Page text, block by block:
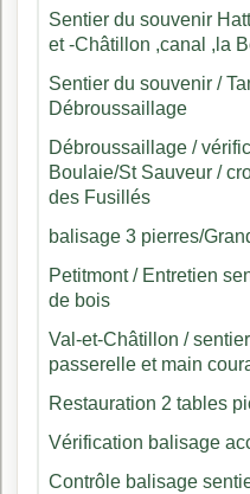
Sentier du souvenir
et -Châtillon ,canal ,la
Sentier du souvenir /
Débroussaillage
Débroussaillage /
Boulaie/St Sauveur /
des Fusillés
balisage 3 pierres/
Petitmont / Entretien
de bois
Val-et-Châtillon /
passerelle et main
Restauration 2 tables
Vérification balisage
Contrôle balisage